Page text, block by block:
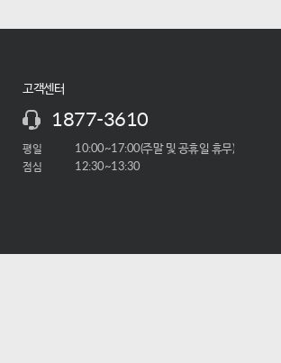
고객센터
1877-3610
평일 10:00~17:00(주말 및 공휴일 휴무)
점심 12:30~13:30